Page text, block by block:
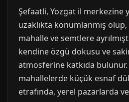
Şefaatli, Yozgat il merkezine
uzaklıkta konumlanmış
mahalle ve semtlere
kendine özgü dokusu ve
atmosferine katkıda
mahallelerde küçük esnaf
etrafında, yerel pazarlarda